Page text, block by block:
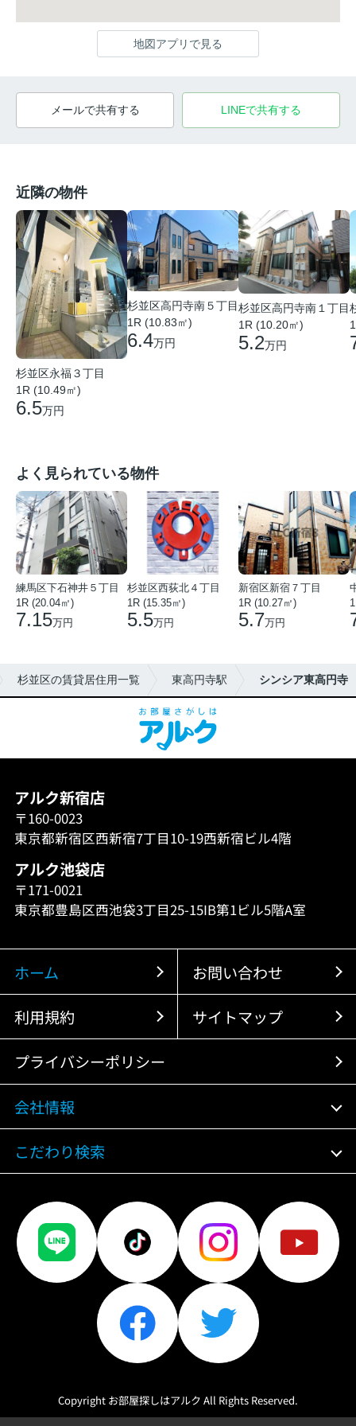
地図アプリで見る
メールで共有する LINEで共有する
近隣の物件
杉並区永福３丁目
1R (10.49㎡)
6.5万円
杉並区高円寺南５丁目
1R (10.83㎡)
6.4万円
杉並区高円寺南１丁目
1R (10.20㎡)
5.2万円
よく見られている物件
練馬区下石神井５丁目
1R (20.04㎡)
7.15万円
杉並区西荻北４丁目
1R (15.35㎡)
5.5万円
新宿区新宿７丁目
1R (10.27㎡)
5.7万円
杉並区の賃貸居住用一覧 東高円寺駅 シンシア東高円寺
アルク新宿店
〒160-0023
東京都新宿区西新宿7丁目10-19西新宿ビル4階
アルク池袋店
〒171-0021
東京都豊島区西池袋3丁目25-15IB第1ビル5階A室
ホーム お問い合わせ
利用規約 サイトマップ
プライバシーポリシー
会社情報
こだわり検索
Copyright お部屋探しはアルク All Rights Reserved.